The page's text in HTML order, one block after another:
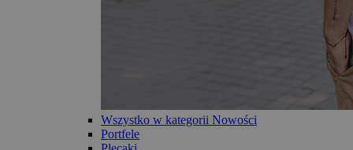
Wszystko w kategorii Nowości
Portfele